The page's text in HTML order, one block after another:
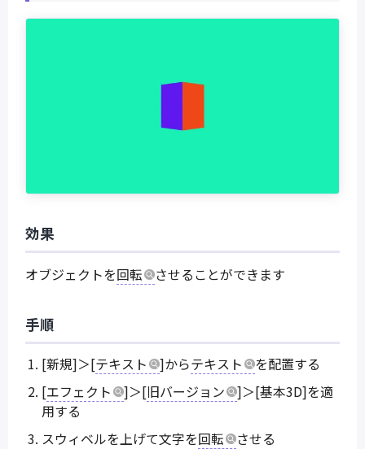
効果
オブジェクトを回転 させることができます
手順
[新規]＞[テキスト ]からテキスト
を配置する
[エフェクト ]＞[旧バージョン
]＞[基本3D]を適
用する
スウィベルを上げて文字を回転
させる